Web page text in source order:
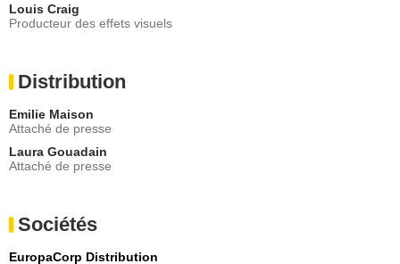
Louis Craig
Producteur des effets visuels
Distribution
Emilie Maison
Attaché de presse
Laura Gouadain
Attaché de presse
Sociétés
EuropaCorp Distribution